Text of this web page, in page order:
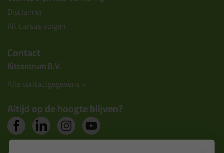
Disclaimer
Kit cursus volgen
Contact
Kitcentrum B.V.
Alle contactgegevens >
Altijd op de hoogte blijven?